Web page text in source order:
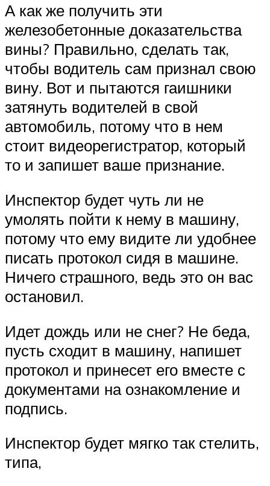
А как же получить эти
железобетонные доказательства
вины? Правильно, сделать так,
чтобы водитель сам признал свою
вину. Вот и пытаются гаишники
затянуть водителей в свой
автомобиль, потому что в нем
стоит видеорегистратор, который
то и запишет ваше признание.
Инспектор будет чуть ли не
умолять пойти к нему в машину,
потому что ему видите ли удобнее
писать протокол сидя в машине.
Ничего страшного, ведь это он вас
остановил.
Идет дождь или не снег? Не беда,
пусть сходит в машину, напишет
протокол и принесет его вместе с
документами на ознакомление и
подпись.
Инспектор будет мягко так стелить,
типа,